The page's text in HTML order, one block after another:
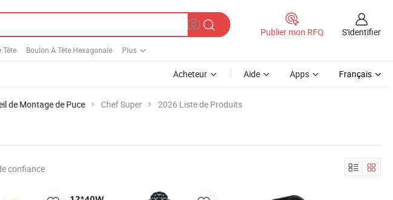
Tête Boulon À Tête Hexagonale Plus
Publier mon RFQ S'identifier
Acheteur Aide Apps Français
de Montage de Puce Chef Super 2026 Liste de Produits
confiance